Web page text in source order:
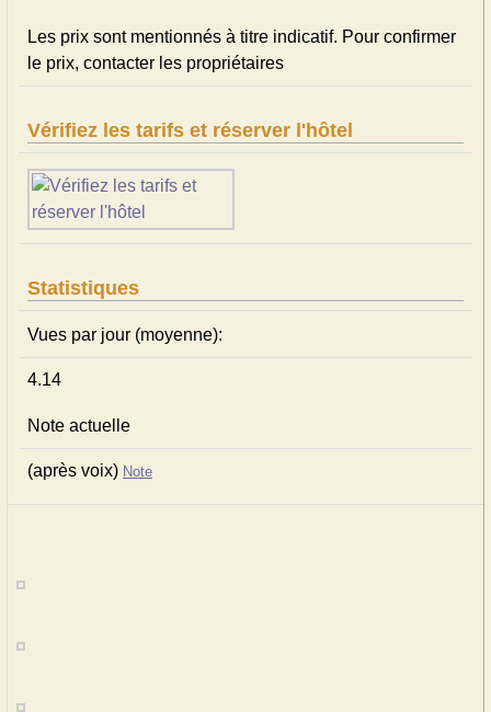
Les prix sont mentionnés à titre indicatif. Pour confirmer
le prix, contacter les propriétaires
Vérifiez les tarifs et réserver l'hôtel
Statistiques
Vues par jour (moyenne):
4.14
Note actuelle
(après voix) Note